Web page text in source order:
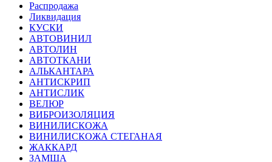
Распродажа
Ликвидация
КУСКИ
АВТОВИНИЛ
АВТОЛИН
АВТОТКАНИ
АЛЬКАНТАРА
АНТИСКРИП
АНТИСЛИК
ВЕЛЮР
ВИБРОИЗОЛЯЦИЯ
ВИНИЛИСКОЖА
ВИНИЛИСКОЖА СТЕГАНАЯ
ЖАККАРД
ЗАМША